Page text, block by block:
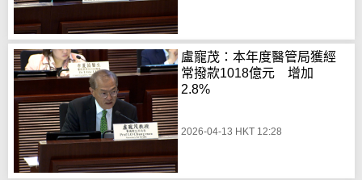
盧寵茂：本年度醫管局獲經
常撥款1018億元 增加
2.8%
2026-04-13 HKT 12:28